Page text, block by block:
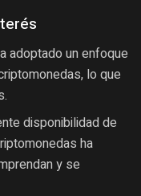
adoptado un enfoque
lo que
disponibilidad de
ha
y se